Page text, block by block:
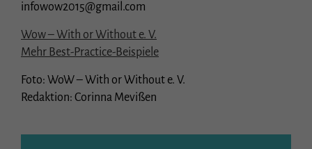
infowow2015@gmail.com
Wow – With or Without e. V.
Mehr Best-Practice-Beispiele
Foto: WoW – With or Without e. V.
Redaktion: Corinna Mevißen